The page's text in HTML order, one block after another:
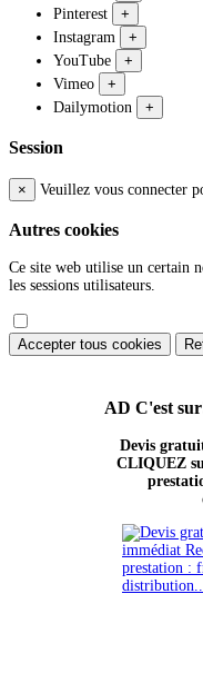
Pinterest
+
Instagram
+
YouTube
+
Vimeo
+
Dailymotion
+
Session
× Veuillez vous connecter
Autres cookies
Ce site web utilise un certain
les sessions utilisateurs.
Accepter tous cookies
AD C'est
Devis
CLIQUEZ